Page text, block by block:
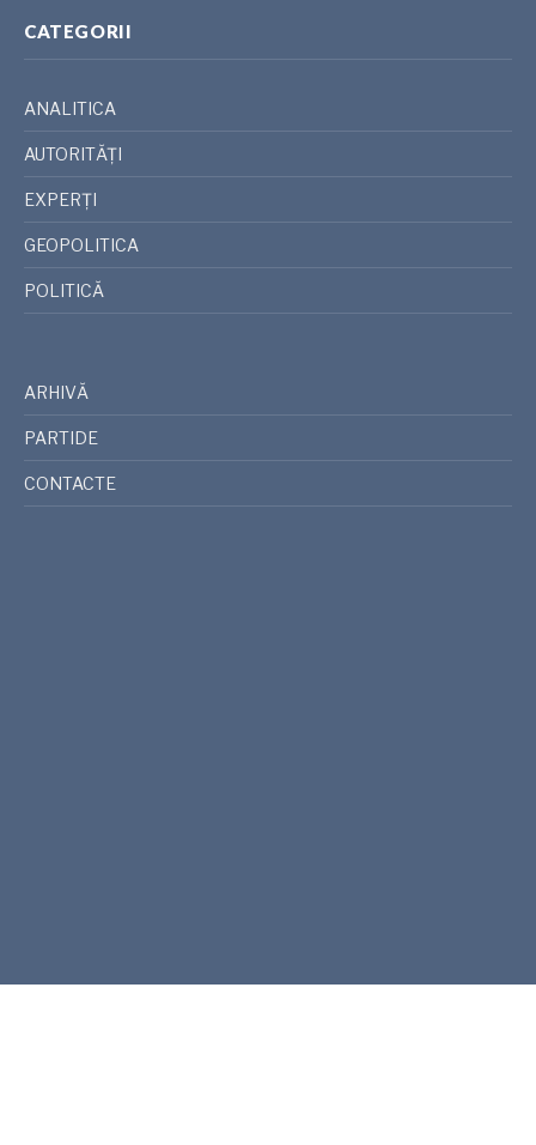
CATEGORII
ANALITICA
AUTORITĂȚI
EXPERȚI
GEOPOLITICA
POLITICĂ
ARHIVĂ
PARTIDE
CONTACTE